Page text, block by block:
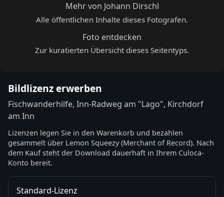
Mehr von Johann Dirschl
Alle öffentlichen Inhalte dieses Fotografen.
Foto entdecken
Zur kuratierten Übersicht dieses Seitentyps.
Bildlizenz erwerben
Fischwanderhilfe, Inn-Radweg am "Lago", Kirchdorf
am Inn
Lizenzen legen Sie in den Warenkorb und bezahlen
gesammelt über Lemon Squeezy (Merchant of Record). Nach
dem Kauf steht der Download dauerhaft in Ihrem Culoca-
Konto bereit.
Standard-Lizenz